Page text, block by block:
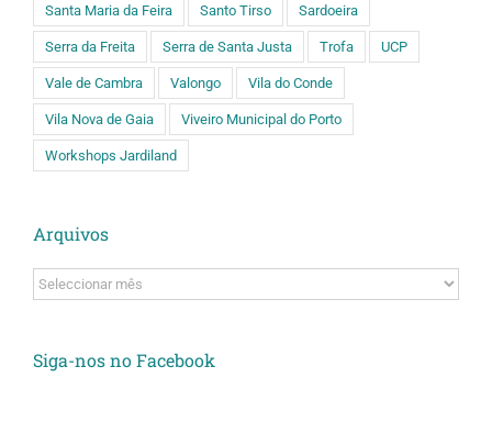
Santa Maria da Feira Santo Tirso Sardoeira
Serra da Freita Serra de Santa Justa Trofa UCP
Vale de Cambra Valongo Vila do Conde
Vila Nova de Gaia Viveiro Municipal do Porto
Workshops Jardiland
Arquivos
Arquivos
Siga-nos no Facebook